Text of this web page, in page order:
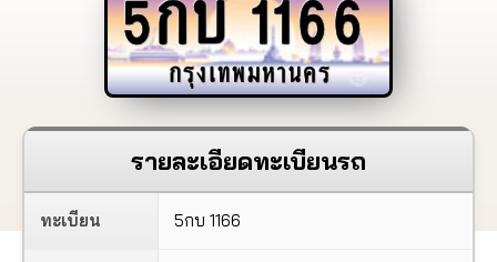
กรุงเทพมหานคร
รายละเอียดทะเบียนรถ
ทะเบียน 5กบ 1166